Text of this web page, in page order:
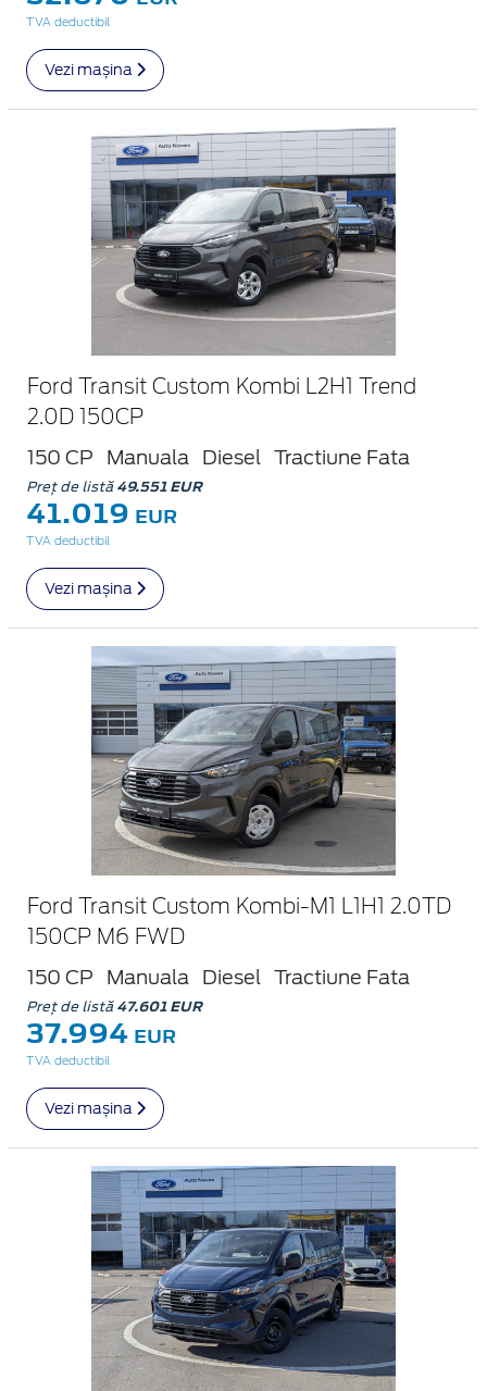
TVA deductibil
Vezi mașina
Ford Transit Custom Kombi L2H1 Trend
2.0D 150CP
150 CP Manuala Diesel Tractiune Fata
Preț de listă49.551 EUR
41.019 EUR
TVA deductibil
Vezi mașina
Ford Transit Custom Kombi-M1 L1H1 2.0TD
150CP M6 FWD
150 CP Manuala Diesel Tractiune Fata
Preț de listă47.601 EUR
37.994 EUR
TVA deductibil
Vezi mașina